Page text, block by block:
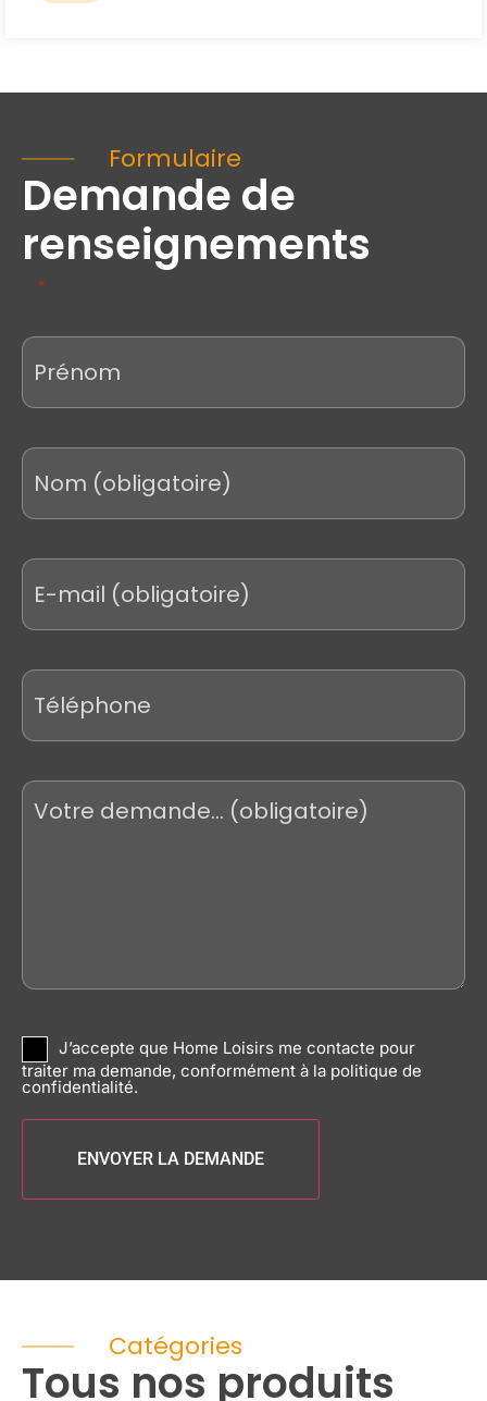
Formulaire
Demande de
renseignements
*
*
mail
demande
J’accepte que Home Loisirs me contacte pour
traiter ma demande, conformément à la politique de
confidentialité.
Catégories
Tous nos produits